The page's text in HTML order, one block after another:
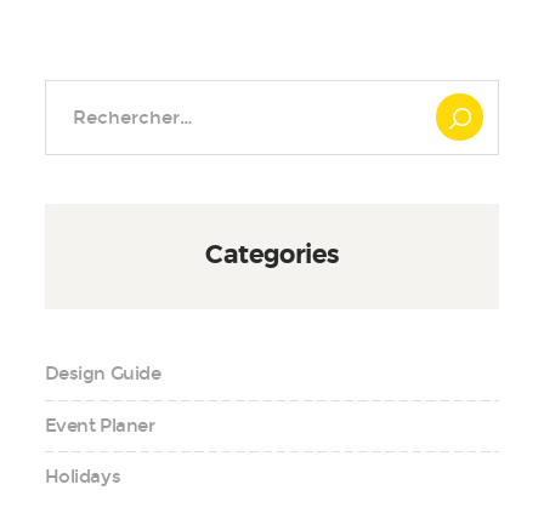
Categories
Design Guide
Event Planer
Holidays